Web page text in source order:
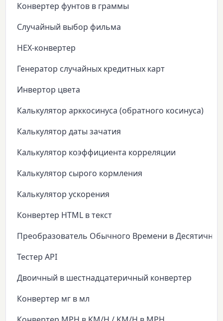
Конвертер фунтов в граммы
Случайный выбор фильма
HEX-конвертер
Генератор случайных кредитных карт
Инвертор цвета
Калькулятор арккосинуса (обратного косинуса)
Калькулятор даты зачатия
Калькулятор коэффициента корреляции
Калькулятор сырого кормления
Калькулятор ускорения
Конвертер HTML в текст
Преобразователь Обычного Времени в
Тестер API
Двоичный в шестнадцатеричный конвертер
Конвертер мг в мл